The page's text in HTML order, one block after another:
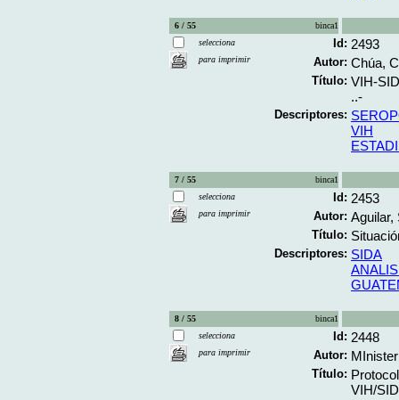
6 / 55
binca1
selecciona
para imprimir
Id: 2493
Autor: Chúa,
Título: VIH-
..-
Descriptores:
VIH
7 / 55
binca1
selecciona
para imprimir
Id: 2453
Autor: Aguilar,
Título:
Descriptores: SIDA
8 / 55
binca1
selecciona
para imprimir
Id: 2448
Autor:
Título:
VIH/